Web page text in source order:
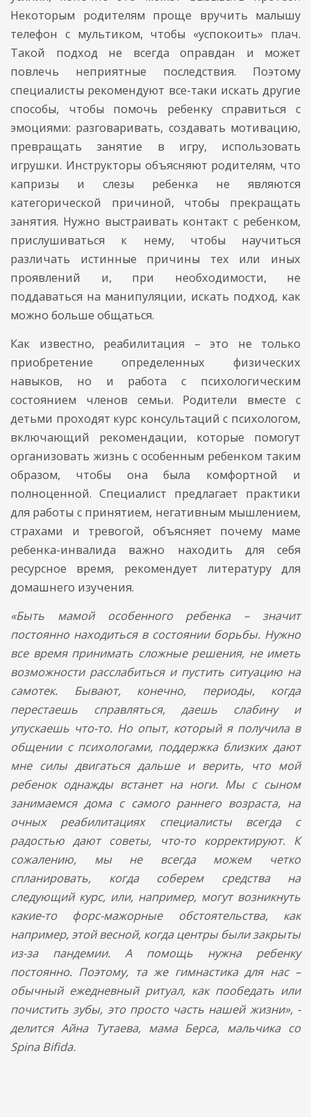
Некоторым родителям проще вручить малышу
телефон с мультиком, чтобы «успокоить» плач.
Такой подход не всегда оправдан и может
повлечь неприятные последствия. Поэтому
специалисты рекомендуют все-таки искать другие
способы, чтобы помочь ребенку справиться с
эмоциями: разговаривать, создавать мотивацию,
превращать занятие в игру, использовать
игрушки. Инструкторы объясняют родителям, что
капризы и слезы ребенка не являются
категорической причиной, чтобы прекращать
занятия. Нужно выстраивать контакт с ребенком,
прислушиваться к нему, чтобы научиться
различать истинные причины тех или иных
проявлений и, при необходимости, не
поддаваться на манипуляции, искать подход, как
можно больше общаться.
Как известно, реабилитация – это не только
приобретение определенных физических
навыков, но и работа с психологическим
состоянием членов семьи. Родители вместе с
детьми проходят курс консультаций с психологом,
включающий рекомендации, которые помогут
организовать жизнь с особенным ребенком таким
образом, чтобы она была комфортной и
полноценной. Специалист предлагает практики
для работы с принятием, негативным мышлением,
страхами и тревогой, объясняет почему маме
ребенка-инвалида важно находить для себя
ресурсное время, рекомендует литературу для
домашнего изучения.
«Быть мамой особенного ребенка – значит
постоянно находиться в состоянии борьбы. Нужно
все время принимать сложные решения, не иметь
возможности расслабиться и пустить ситуацию на
самотек. Бывают, конечно, периоды, когда
перестаешь справляться, даешь слабину и
упускаешь что-то. Но опыт, который я получила в
общении с психологами, поддержка близких дают
мне силы двигаться дальше и верить, что мой
ребенок однажды встанет на ноги. Мы с сыном
занимаемся дома с самого раннего возраста, на
очных реабилитациях специалисты всегда с
радостью дают советы, что-то корректируют. К
сожалению, мы не всегда можем четко
спланировать, когда соберем средства на
следующий курс, или, например, могут возникнуть
какие-то форс-мажорные обстоятельства, как
например, этой весной, когда центры были закрыты
из-за пандемии. А помощь нужна ребенку
постоянно. Поэтому, та же гимнастика для нас –
обычный ежедневный ритуал, как пообедать или
почистить зубы, это просто часть нашей жизни», -
делится Айна Тутаева, мама Берса, мальчика со
Spina Bifida.